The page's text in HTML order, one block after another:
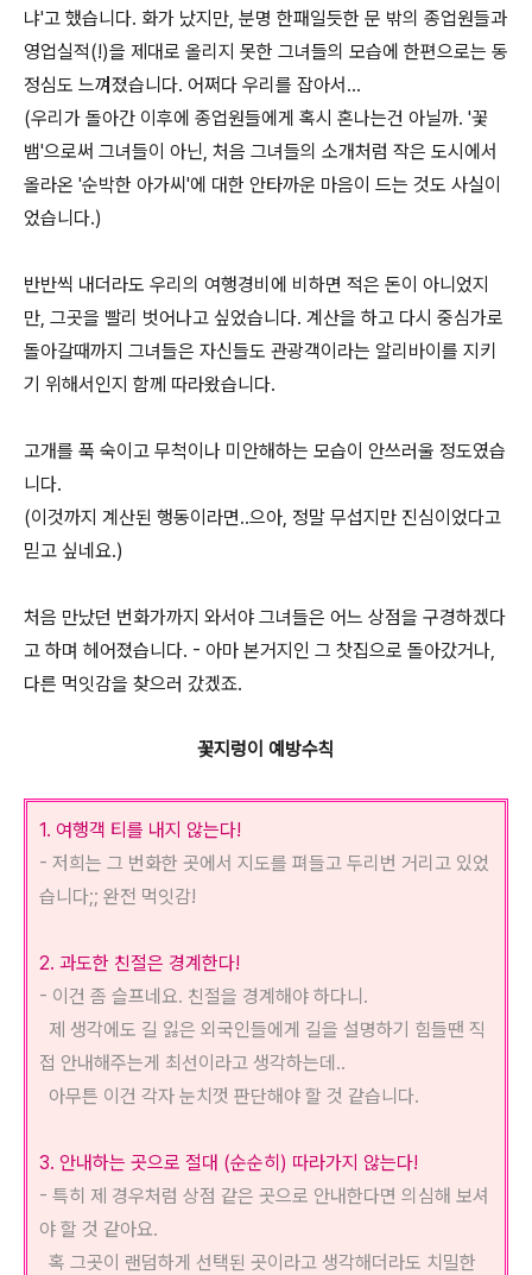
냐'고 했습니다. 화가 났지만, 분명 한패일듯한 문 밖의 종업원들과
영업실적(!)을 제대로 올리지 못한 그녀들의 모습에 한편으로는 동
정심도 느껴졌습니다. 어쩌다 우리를 잡아서...
(우리가 돌아간 이후에 종업원들에게 혹시 혼나는건 아닐까. '꽃
뱀'으로써 그녀들이 아닌, 처음 그녀들의 소개처럼 작은 도시에서
올라온 '순박한 아가씨'에 대한 안타까운 마음이 드는 것도 사실이
었습니다.)
반반씩 내더라도 우리의 여행경비에 비하면 적은 돈이 아니었지
만, 그곳을 빨리 벗어나고 싶었습니다. 계산을 하고 다시 중심가로
돌아갈때까지 그녀들은 자신들도 관광객이라는 알리바이를 지키
기 위해서인지 함께 따라왔습니다.
고개를 푹 숙이고 무척이나 미안해하는 모습이 안쓰러울 정도였습
니다.
(이것까지 계산된 행동이라면..으아, 정말 무섭지만 진심이었다고
믿고 싶네요.)
처음 만났던 번화가까지 와서야 그녀들은 어느 상점을 구경하겠다
고 하며 헤어졌습니다. - 아마 본거지인 그 찻집으로 돌아갔거나,
다른 먹잇감을 찾으러 갔겠죠.
꽃지렁이 예방수칙
1. 여행객 티를 내지 않는다!
- 저희는 그 번화한 곳에서 지도를 펴들고 두리번 거리고 있었
습니다;; 완전 먹잇감!
2. 과도한 친절은 경계한다!
- 이건 좀 슬프네요. 친절을 경계해야 하다니.
제 생각에도 길 잃은 외국인들에게 길을 설명하기 힘들땐 직
접 안내해주는게 최선이라고 생각하는데..
아무튼 이건 각자 눈치껏 판단해야 할 것 같습니다.
3. 안내하는 곳으로 절대 (순순히) 따라가지 않는다!
- 특히 제 경우처럼 상점 같은 곳으로 안내한다면 의심해 보셔
야 할 것 같아요.
혹 그곳이 랜덤하게 선택된 곳이라고 생각해더라도 치밀한